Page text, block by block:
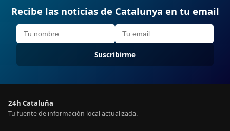
Recibe las noticias de Catalunya en tu email
Suscribirme
24h Cataluña
Tu fuente de información local actualizada.